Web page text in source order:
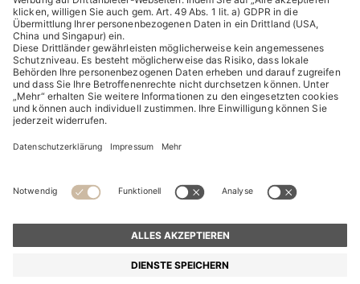
HUGO BOSS Corporate
© 2026 HUGO BOSS All rights reserved